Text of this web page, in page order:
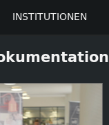
INSTITUTIONEN